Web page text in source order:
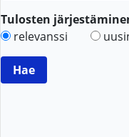
Tulosten
relevanssi